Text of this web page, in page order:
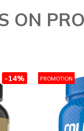
ON
-14% PROMOTION